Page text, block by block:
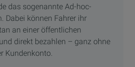
das sogenannte Ad-hoc-
Dabei können Fahrer ihr
an einer öffentlichen
direkt bezahlen – ganz ohne
Kundenkonto.